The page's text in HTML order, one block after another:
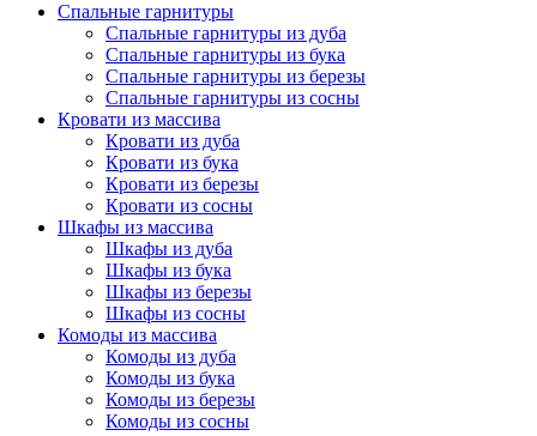
Спальные гарнитуры
Спальные гарнитуры из дуба
Спальные гарнитуры из бука
Спальные гарнитуры из березы
Спальные гарнитуры из сосны
Кровати из массива
Кровати из дуба
Кровати из бука
Кровати из березы
Кровати из сосны
Шкафы из массива
Шкафы из дуба
Шкафы из бука
Шкафы из березы
Шкафы из сосны
Комоды из массива
Комоды из дуба
Комоды из бука
Комоды из березы
Комоды из сосны